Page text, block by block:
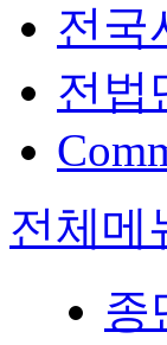
전국
전법
전체메
종